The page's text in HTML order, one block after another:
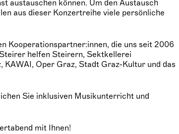
austauschen können. Um den Austausch
aus dieser Konzertreihe viele persönliche
Kooperationspartner:innen, die uns seit 2006
helfen Steirern, Sektkellerei
KAWAI, Oper Graz, Stadt Graz-Kultur und das
Sie inklusiven Musikunterricht und
mit Ihnen!